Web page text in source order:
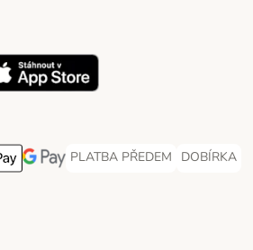
Method
Method
pay Payment Method
GooglePay Payment Method
PLATBA PŘEDEM
PLATBA PŘEDEM Payment
DOBÍRKA
DOBÍRKA
Method
MethodShipping Method